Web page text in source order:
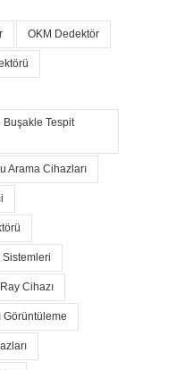
OKM Dedektör
Buşakle Tespit
Arama Cihazları
Sistemleri
Cihazı
Görüntüleme